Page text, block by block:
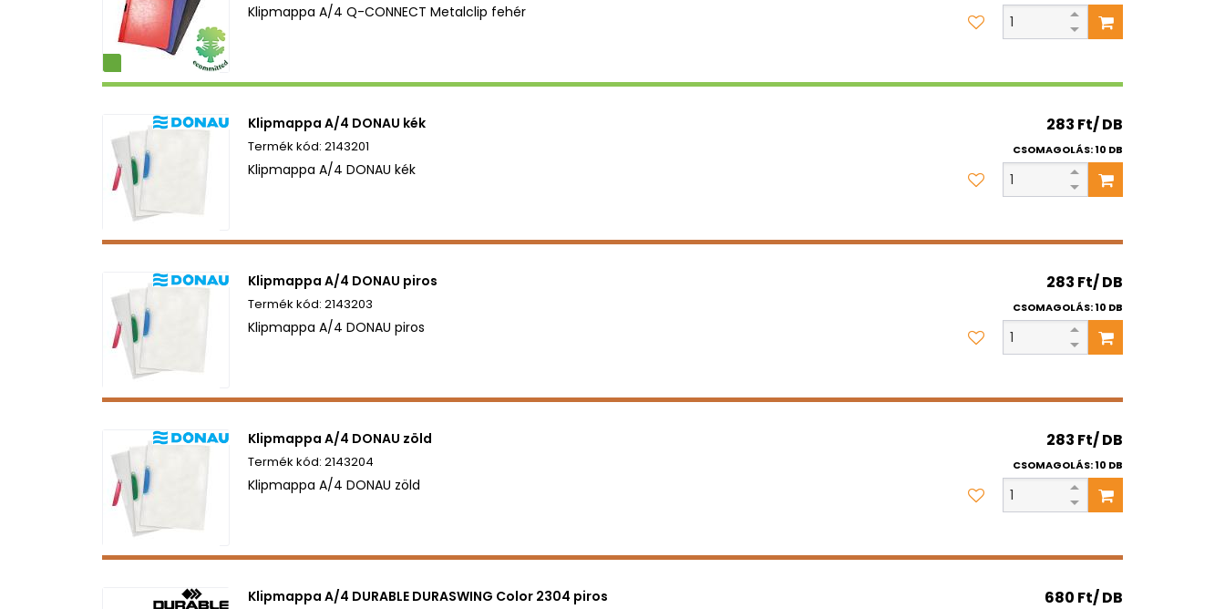
Klipmappa A/4 Q-CONNECT Metalclip fehér
Klipmappa A/4 DONAU kék
2143201
Klipmappa A/4 DONAU kék
283 Ft/ DB
CSOMAGOLÁS: 10 DB
Klipmappa A/4 DONAU piros
2143203
Klipmappa A/4 DONAU piros
283 Ft/ DB
CSOMAGOLÁS: 10 DB
Klipmappa A/4 DONAU zöld
2143204
Klipmappa A/4 DONAU zöld
283 Ft/ DB
CSOMAGOLÁS: 10 DB
Klipmappa A/4 DURABLE DURASWING Color 2304 piros 680 Ft/ DB